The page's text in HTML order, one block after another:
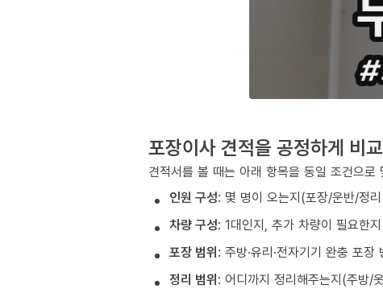
포장이사 견적을 공정하게 비
견적서를 볼 때는 아래 항목을 동일 조건으
인원 구성: 몇 명이 오는지(포장/운반/정
차량 구성: 1대인지, 추가 차량이 필요한지
포장 범위: 주방·유리·전자기기 완충 포장
정리 범위: 어디까지 정리해주는지(주방/